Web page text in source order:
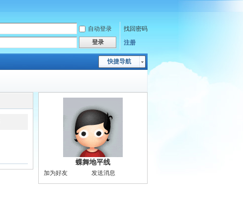
自动登录
找回密码
登录 注册
快捷导航
蝶舞地平线
加为好友 发送消息